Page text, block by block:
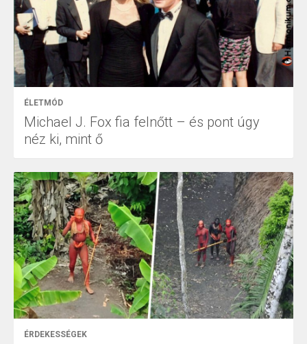
ÉLETMÓD
Michael J. Fox fia felnőtt – és pont úgy
néz ki, mint ő
ÉRDEKESSÉGEK